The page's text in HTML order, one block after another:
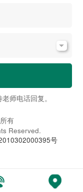
师电话回复。
有
Reserved.
号